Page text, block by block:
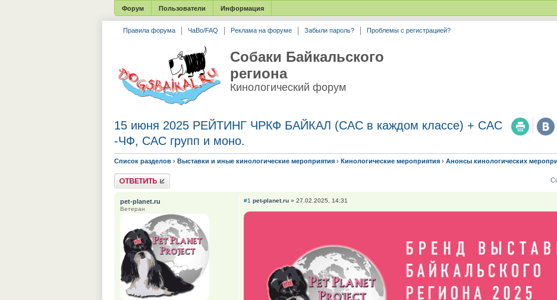
Форум Пользователи Информация
Правила форума ЧаВо/FAQ Реклама на форуме Забыли пароль? Проблемы с регистрацией?
Собаки Байкальского
региона
Кинологический форум
15 июня 2025 РЕЙТИНГ ЧРКФ БАЙКАЛ (САС в каждом классе) + САС
-ЧФ, САС групп и моно.
Список разделов › Выставки и иные кинологические мероприятия › Кинологические мероприятия › Анонсы кинологических
Ответить
#1 pet-planet.ru » 27.02.2025, 14:31
pet-planet.ru
Ветеран